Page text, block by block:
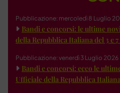
Pubblicazione: mercoledì 8 Luglio
Bandi e concorsi: le ultime
della Repubblica Italiana del 3 e
Pubblicazione: venerdì 3 Luglio 2026
Bandi e concorsi: ecco le
Ufficiale della Repubblica